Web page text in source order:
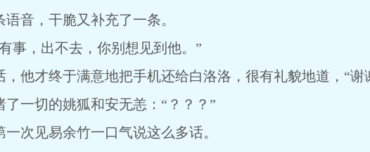
，干脆又补充了一条。
，出不去，你别想见到他。”
才终于满意地把手机还给白洛洛，很有礼貌地道，“谢
一切的姚狐和安无恙：“？？？”
见易余竹一口气说这么多话。